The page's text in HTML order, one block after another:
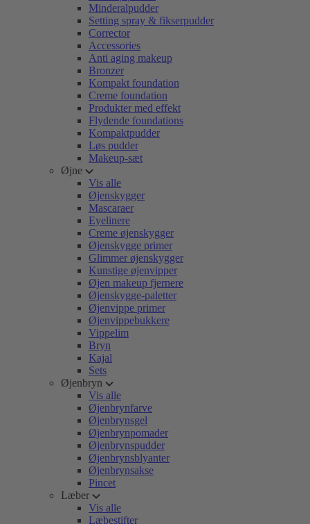
Minderalpudder
Setting spray & fikserpudder
Corrector
Accessories
Anti aging makeup
Bronzer
Kompakt foundation
Creme foundation
Produkter med effekt
Flydende foundations
Kompaktpudder
Løs pudder
Makeup-sæt
Øjne
Vis alle
Øjenskygger
Mascaraer
Eyelinere
Creme øjenskygger
Øjenskygge primer
Glimmer øjenskygger
Kunstige øjenvipper
Øjen makeup fjernere
Øjenskygge-paletter
Øjenvippe primer
Øjenvippebukkere
Vippelim
Bryn
Kajal
Sets
Øjenbryn
Vis alle
Øjenbrynfarve
Øjenbrynsgel
Øjenbrynpomader
Øjenbrynspudder
Øjenbrynsblyanter
Øjenbrynsakse
Pincet
Læber
Vis alle
Læbestifter